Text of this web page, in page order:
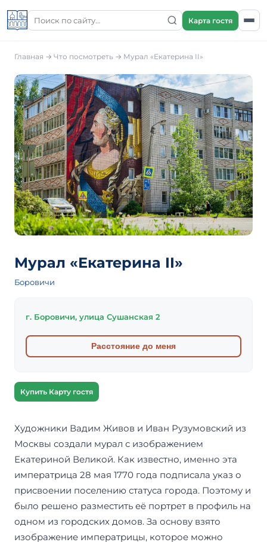
Карта гостя
Главная → Что посмотреть → Мурал «Екатерина II»
Мурал «Екатерина II»
Боровичи
г. Боровичи, улица Сушанская 2
Расстояние до меня
Купить Карту гостя
Художники Вадим Живов и Иван Рузумовский из
Москвы создали мурал с изображением
Екатериной Великой. Как известно, именно эта
императрица 28 мая 1770 года подписала указ о
присвоении поселению статуса города. Поэтому и
было решено разместить её портрет в профиль на
одном из городских домов. За основу взято
изображение императрицы, которое можно